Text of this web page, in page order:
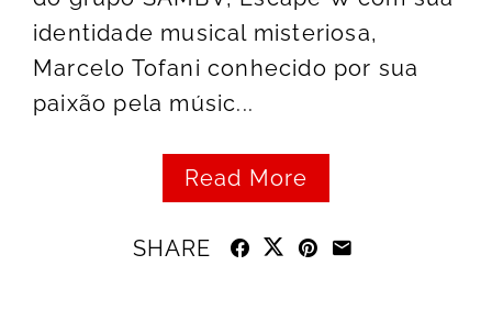
identidade musical misteriosa,
Marcelo Tofani conhecido por sua
paixão pela músic...
Read More
SHARE